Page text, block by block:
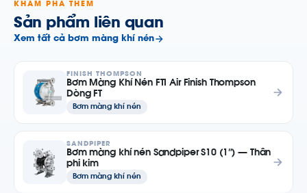
KHÁM PHÁ THÊM
Sản phẩm liên quan
Xem tất cả bơm màng khí nén
FINISH THOMPSON
Bơm Màng Khí Nén FTI Air Finish Thompson
Dòng FT
Bơm màng khí nén
SANDPIPER
Bơm màng khí nén Sandpiper S10 (1″) — Thân
phi kim
Bơm màng khí nén